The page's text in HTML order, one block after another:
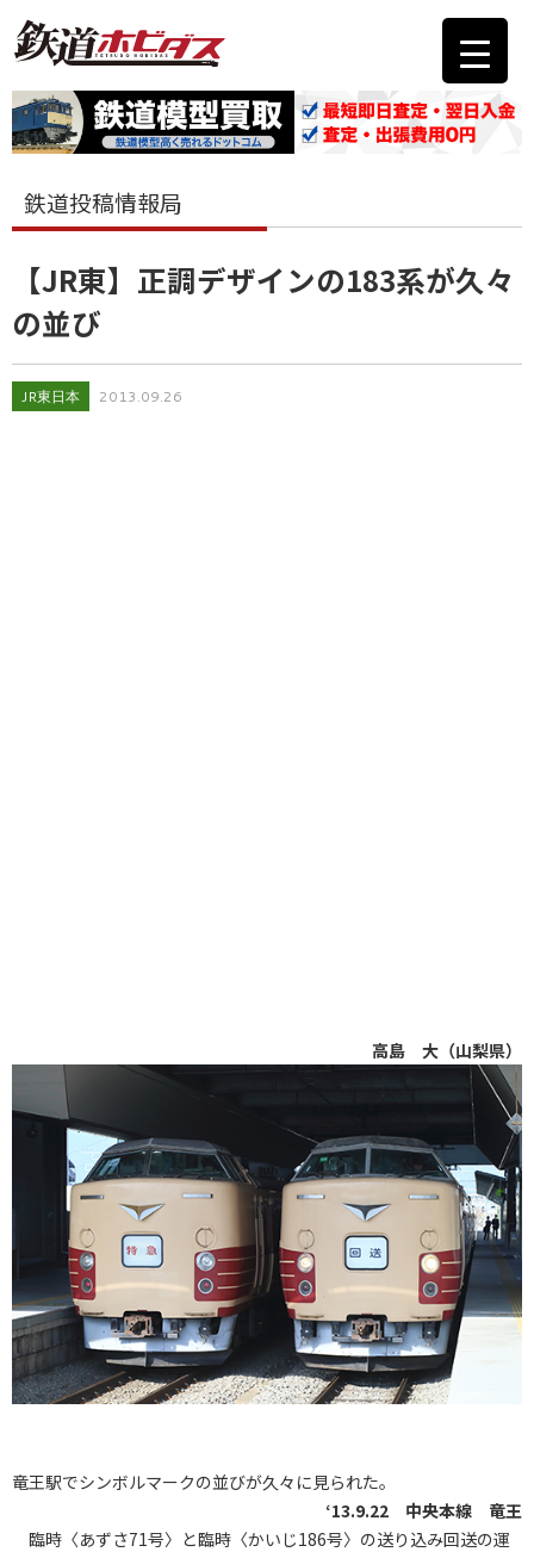
鉄道投稿情報局
【JR東】正調デザインの183系が久々
の並び
JR東日本 2013.09.26
高島 大（山梨県）
竜王駅でシンボルマークの並びが久々に見られた。
‘13.9.22 中央本線 竜王
臨時〈あずさ71号〉と臨時〈かいじ186号〉の送り込み回送の運